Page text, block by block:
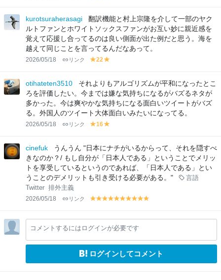
lo
w
lo
w
kurotsuraherasagi
翻訳機能と村上宗隆を介して一部のヤク
ルトファンとホワイトソックスファンがお互い妙に親近感を
覚えて応援し合ってるのは良い側面が出た例だと思う。海を
越えて同じことを言ってるんだなあって。
2026/05/18 リンク
y
lo
w
22
lo
w
otihateten3510
それよりもアルゴリズムが平和になったとこ
ろを評価したい。今までは嫌な気持ちになるがバズるネタが
多かった。今は爽やかな気持ちになる面白いツイートがバズ
る。外国人のツイート大体面白いみたいになってる。
2026/05/18 リンク
y
lo
w
16
lo
w
cinefuk
うんうん "日本にナチがいるからって、それを隠すべ
きなのか？/ もし自分が「日本人である」ということでメリッ
トを享受しているというのであれば、「日本人である」とい
うことのデメリットも引き受ける必要がある。"
言語
Twitter 排外主義
2026/05/18 リンク
y
lo
w
y
lo
w
y
lo
w
y
lo
w
y
lo
w
y
lo
w
y
lo
w
y
lo
w
y
lolo
コメントするにはログインが必要です
ログインしてコメント